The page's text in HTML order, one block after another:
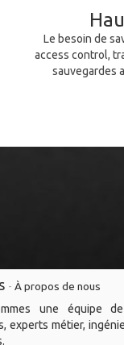
Le besoin de
access control,
sauvegardes
- À propos de nous
une équipe
experts métier,